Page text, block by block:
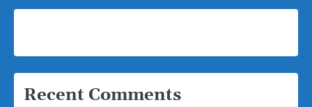
Recent Comments